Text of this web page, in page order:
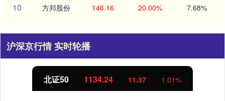
10 方邦股份 146.16 20.00% 7.68%
沪深京行情 实时轮播
北证50 1134.24 11.37 1.01%